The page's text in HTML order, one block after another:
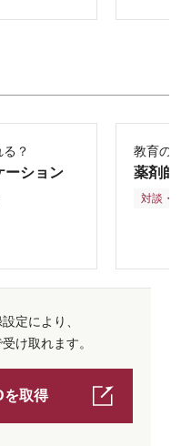
？
ション
教育の再
薬剤師
対談・座
定により、
け取れます。
を取得